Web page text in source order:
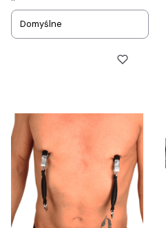
Domyślne